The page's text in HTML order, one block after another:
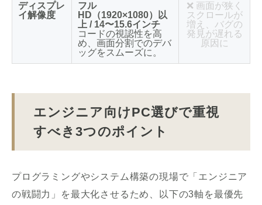
ディスプレ
イ解像度
フル
HD（1920×1080）以
上 / 14〜15.6インチ
コードの視認性を高
め、画面分割でのデバ
ッグをスムーズに。
❌ 画面が狭く
スクロールが
増え、バグの
発見が遅れる
原因に
エンジニア向けPC選びで重視
すべき3つのポイント
プログラミングやシステム構築の現場で「エンジニア
の戦闘力」を最大化させるため、以下の3軸を最優先